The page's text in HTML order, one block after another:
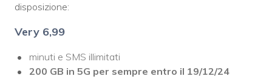
disposizione:
Very 6,99
minuti e SMS illimitati
200 GB in 5G per sempre entro il 19/12/24